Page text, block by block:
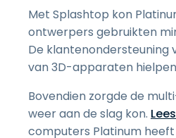
Met Splashtop kon
ontwerpers gebruikten
De klantenondersteuning
van 3D-apparaten
Bovendien zorgde de
weer aan de slag kon.
computers Platinum